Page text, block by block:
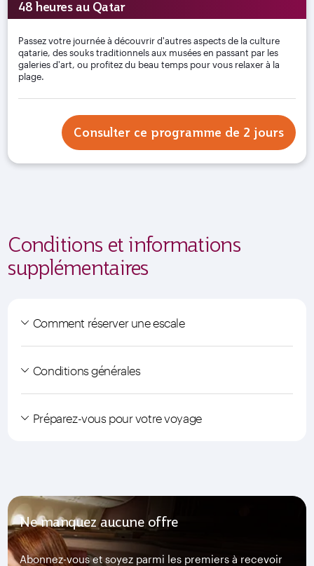
48 heures au Qatar
Passez votre journée à découvrir d'autres aspects de la culture
qatarie, des souks traditionnels aux musées en passant par les
galeries d'art, ou profitez du beau temps pour vous relaxer à la
plage.
Consulter ce programme de 2 jours
Conditions et informations
supplémentaires
Comment réserver une escale
Conditions générales
Préparez-vous pour votre voyage
Ne manquez aucune offre
Abonnez-vous et soyez parmi les premiers à recevoir